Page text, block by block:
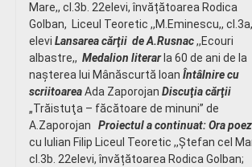
Mare,, cl.3b. 22elevi, învățătoarea Rodica
Golban, Liceul Teoretic ,,M.Eminescu,,
eleviLansarea cărţii de A.Rusnac,,Ecouri
albastre,,Medalion literarla 60 de ani de la
naşterea lui Mânăscurtă IoanÎntâlnire cu
scriitoareaAda ZaporojanDiscuţia cărţii
„Trăistuţa – făcătoare de minuni” de
A.ZaporojanProiectul a continuat:Ora
cu Iulian Filip Liceul Teoretic ,,Ștefan cel
cl.3b. 22elevi, învățătoarea Rodica Golban;